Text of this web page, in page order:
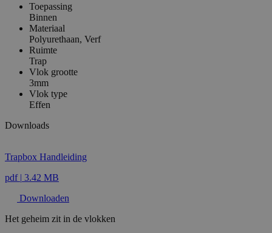
Toepassing
Binnen
Materiaal
Polyurethaan, Verf
Ruimte
Trap
Vlok grootte
3mm
Vlok type
Effen
Downloads
Trapbox Handleiding
pdf | 3.42 MB
Downloaden
Het geheim zit in de vlokken